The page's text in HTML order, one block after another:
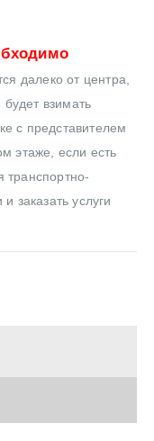
далеко от центра,
взимать
с представителем
этаже, если есть
транспортно-
заказать услуги